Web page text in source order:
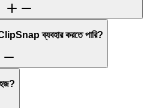
ব্যবহার করতে পারি?